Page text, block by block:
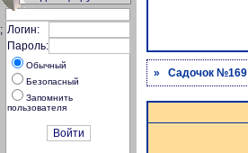
; Логин:
Пароль:
Обычный
Безопасный
Запомнить
пользователя
» Садочок №169